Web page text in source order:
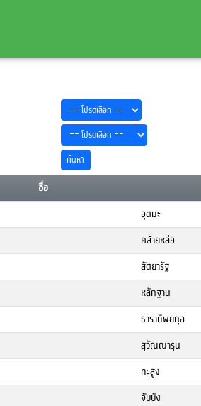
ชื่อ
อุตมะ
คล้ายหล่อ
สัตยารัฐ
หลักฐาน
ธาราทิพยกุล
สุวัณณารุน
ทะสูง
จับบัง